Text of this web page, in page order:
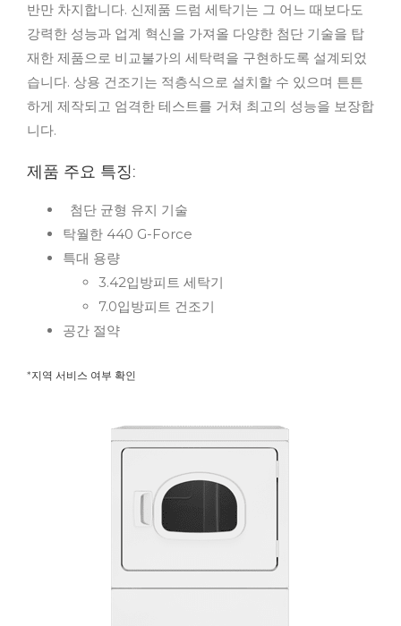
반만 차지합니다. 신제품 드럼 세탁기는 그 어느 때보다도
강력한 성능과 업계 혁신을 가져올 다양한 첨단 기술을 탑
재한 제품으로 비교불가의 세탁력을 구현하도록 설계되었
습니다. 상용 건조기는 적층식으로 설치할 수 있으며 튼튼
하게 제작되고 엄격한 테스트를 거쳐 최고의 성능을 보장합
니다.
제품 주요 특징:
첨단 균형 유지 기술
탁월한 440 G-Force
특대 용량
3.42입방피트 세탁기
7.0입방피트 건조기
공간 절약
*지역 서비스 여부 확인